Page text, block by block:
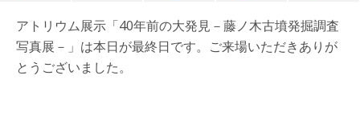
アトリウム展示「40年前の大発見－藤ノ木古墳発掘調査
写真展－」は本日が最終日です。ご来場いただきありが
とうございました。